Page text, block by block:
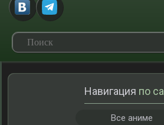
Навигация по
Все аниме